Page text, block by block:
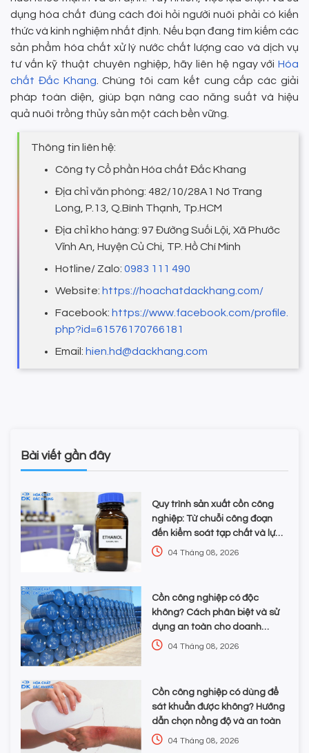
dụng hóa chất đúng cách đòi hỏi người nuôi phải có kiến
thức và kinh nghiệm nhất định. Nếu bạn đang tìm kiếm các
sản phẩm hóa chất xử lý nước chất lượng cao và dịch vụ
tư vấn kỹ thuật chuyên nghiệp, hãy liên hệ ngay với Hóa
chất Đắc Khang . Chúng tôi cam kết cung cấp các giải
pháp toàn diện, giúp bạn nâng cao năng suất và hiệu
quả nuôi trồng thủy sản một cách bền vững.
Thông tin liên hệ:
Công ty Cổ phần Hóa chất Đắc Khang
Địa chỉ văn phòng: 482/10/28A1 Nơ Trang
Long, P.13, Q.Bình Thạnh, Tp.HCM
Địa chỉ kho hàng: 97 Đường Suối Lội, Xã Phước
Vĩnh An, Huyện Củ Chi, TP. Hồ Chí Minh
Hotline/ Zalo: 0983 111 490
Website: https://hoachatdackhang.com/
Facebook: https://www.facebook.com/profile.
php?id=61576170766181
Email: hien.hd@dackhang.com
Bài viết gần đây
Quy trình sản xuất cồn công
nghiệp: Từ chuỗi công đoạn
đến kiểm soát tạp chất và lựa
chọn hóa chất
04 Tháng 08, 2026
Cồn công nghiệp có độc
không? Cách phân biệt và sử
dụng an toàn cho doanh
nghiệp
04 Tháng 08, 2026
Cồn công nghiệp có dùng để
sát khuẩn được không? Hướng
dẫn chọn nồng độ và an toàn
04 Tháng 08, 2026